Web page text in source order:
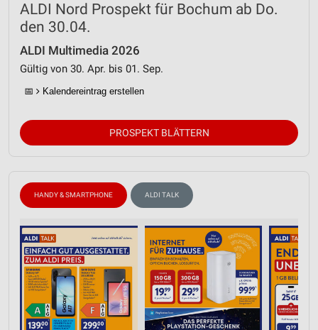
ALDI Nord Prospekt für Bochum ab Do.
den 30.04.
ALDI Multimedia 2026
Gültig von 30. Apr. bis 01. Sep.
📅 Kalendereintrag erstellen
PROSPEKT BLÄTTERN
HANDY & SMARTPHONE ALDI TALK